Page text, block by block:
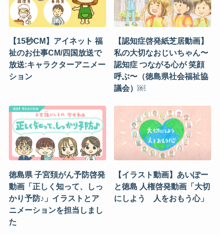
【15秒CM】アイネット 福
祉のお仕事CM/四国放送で
放送:キャラクターアニメー
ション
【認知症啓発紙芝居動画】
私の大切なおじいちゃん〜
認知症 つながる心が 笑顔
呼ぶ〜（徳島県社会福祉協
議会）￼
徳島県 子宮頚がん予防啓発
動画「正しく知って、しっ
かり予防♪」イラストとア
ニメーションを担当しまし
た
【イラスト動画】あいぽー
と徳島 人権啓発動画「大切
にしよう 人をおもう心」